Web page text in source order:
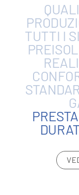
TUTTI I